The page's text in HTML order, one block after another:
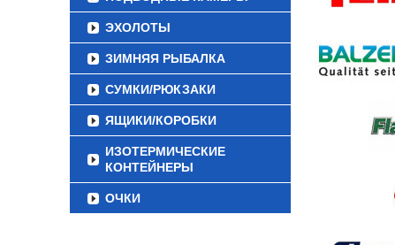
ЭХОЛОТЫ
ЗИМНЯЯ РЫБАЛКА
СУМКИ/РЮКЗАКИ
ЯЩИКИ/КОРОБКИ
ИЗОТЕРМИЧЕСКИЕ
КОНТЕЙНЕРЫ
ОЧКИ